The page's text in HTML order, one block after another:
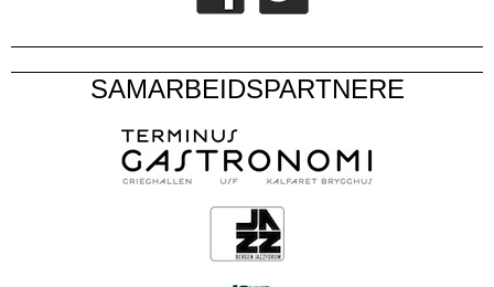
SAMARBEIDSPARTNERE